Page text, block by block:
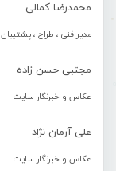
محمدرضا کمالی
مدیر فنی ، طراح ، پشتیبان
مجتبی حسن زاده
عکاس و خبرنگار سایت
علی آرمان نژاد
عکاس و خبرنگار سایت